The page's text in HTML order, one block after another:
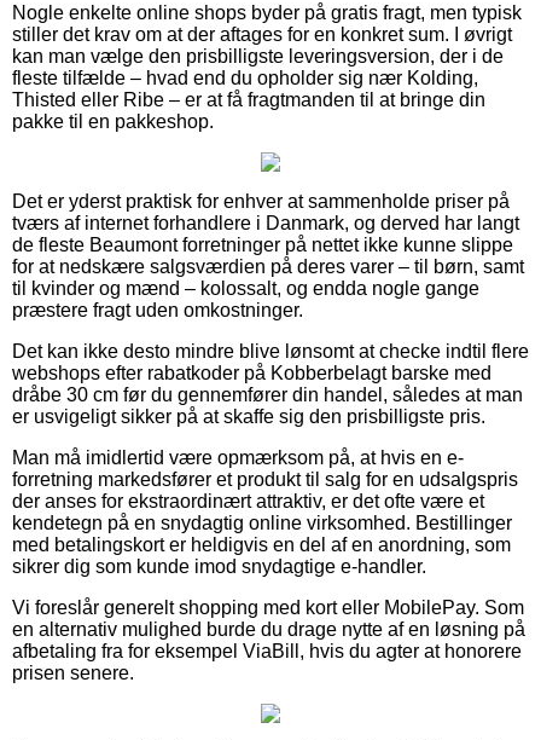
Nogle enkelte online shops byder på gratis fragt, men typisk
stiller det krav om at der aftages for en konkret sum. I øvrigt
kan man vælge den prisbilligste leveringsversion, der i de
fleste tilfælde – hvad end du opholder sig nær Kolding,
Thisted eller Ribe – er at få fragtmanden til at bringe din
pakke til en pakkeshop.
Det er yderst praktisk for enhver at sammenholde priser på
tværs af internet forhandlere i Danmark, og derved har langt
de fleste Beaumont forretninger på nettet ikke kunne slippe
for at nedskære salgsværdien på deres varer – til børn, samt
til kvinder og mænd – kolossalt, og endda nogle gange
præstere fragt uden omkostninger.
Det kan ikke desto mindre blive lønsomt at checke indtil flere
webshops efter rabatkoder på Kobberbelagt barske med
dråbe 30 cm før du gennemfører din handel, således at man
er usvigeligt sikker på at skaffe sig den prisbilligste pris.
Man må imidlertid være opmærksom på, at hvis en e-
forretning markedsfører et produkt til salg for en udsalgspris
der anses for ekstraordinært attraktiv, er det ofte være et
kendetegn på en snydagtig online virksomhed. Bestillinger
med betalingskort er heldigvis en del af en anordning, som
sikrer dig som kunde imod snydagtige e-handler.
Vi foreslår generelt shopping med kort eller MobilePay. Som
en alternativ mulighed burde du drage nytte af en løsning på
afbetaling fra for eksempel ViaBill, hvis du agter at honorere
prisen senere.